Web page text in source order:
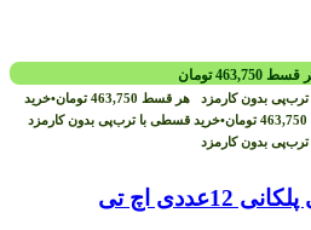
قسط 463,750 تومان
بدون کارمزد هر قسط 463,750 تومان•خرید
463,750 تومان•خرید قسطی با ترب‌پی بدون کارمزد
بدون کارمزد
اچ تی